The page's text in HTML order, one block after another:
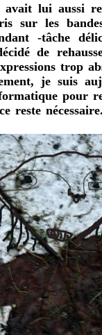
lui aussi
sur les
-tâche
de
trop
je suis
pour
reste